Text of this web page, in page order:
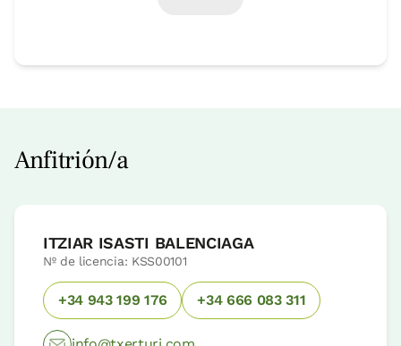
Anfitrión/a
ITZIAR ISASTI BALENCIAGA
Nº de licencia: KSS00101
+34 943 199 176 +34 666 083 311